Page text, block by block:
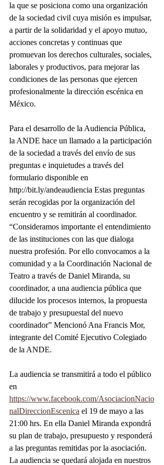
la que se posiciona como una organización
de la sociedad civil cuya misión es impulsar,
a partir de la solidaridad y el apoyo mutuo,
acciones concretas y continuas que
promuevan los derechos culturales, sociales,
laborales y productivos, para mejorar las
condiciones de las personas que ejercen
profesionalmente la dirección escénica en
México.
Para el desarrollo de la Audiencia Pública,
la ANDE hace un llamado a la participación
de la sociedad a través del envío de sus
preguntas e inquietudes a través del
formulario disponible en
http://bit.ly/andeaudiencia Estas preguntas
serán recogidas por la organización del
encuentro y se remitirán al coordinador.
“Consideramos importante el entendimiento
de las instituciones con las que dialoga
nuestra profesión. Por ello convocamos a la
comunidad y a la Coordinación Nacional de
Teatro a través de Daniel Miranda, su
coordinador, a una audiencia pública que
dilucide los procesos internos, la propuesta
de trabajo y presupuestal del nuevo
coordinador” Mencionó Ana Francis Mor,
integrante del Comité Ejecutivo Colegiado
de la ANDE.
La audiencia se transmitirá a todo el público
en
https://www.facebook.com/AsociacionNacio
nalDireccionEscenica el 19 de mayo a las
21:00 hrs. En ella Daniel Miranda expondrá
su plan de trabajo, presupuesto y responderá
a las preguntas remitidas por la asociación.
La audiencia se quedará alojada en nuestros